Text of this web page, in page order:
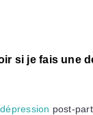
si je fais une
post-